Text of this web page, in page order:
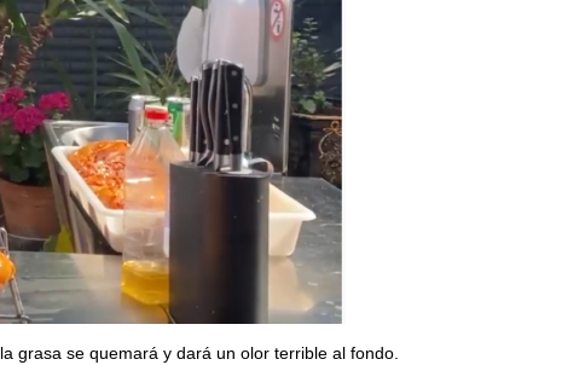
grasa se quemará y dará un olor terrible al fondo.